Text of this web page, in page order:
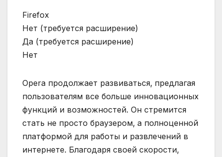
Firefox
Нет (требуется расширение)
Да (требуется расширение)
Нет
Opera продолжает развиваться‚ предлагая
пользователям все больше инновационных
функций и возможностей. Он стремится
стать не просто браузером‚ а полноценной
платформой для работы и развлечений в
интернете. Благодаря своей скорости‚